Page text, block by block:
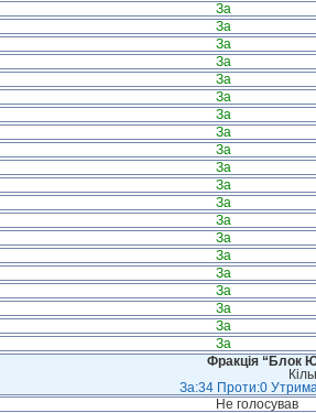
За
За
За
За
За
За
За
За
За
За
За
За
За
За
За
За
За
За
За
За
Фракція “Блок
За:34 Проти:0
Не голосував